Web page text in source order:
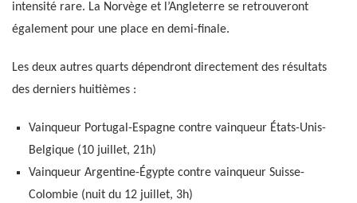
intensité rare. La Norvège et l’Angleterre se retrouveront
également pour une place en demi-finale.
Les deux autres quarts dépendront directement des résultats
des derniers huitièmes :
Vainqueur Portugal-Espagne contre vainqueur États-Unis-
Belgique (10 juillet, 21h)
Vainqueur Argentine-Égypte contre vainqueur Suisse-
Colombie (nuit du 12 juillet, 3h)